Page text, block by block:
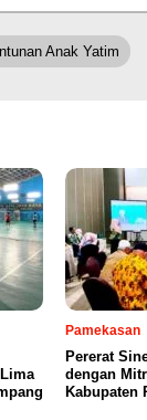
Anak Yatim
Pamekasan
Pererat
dengan
Kabupaten